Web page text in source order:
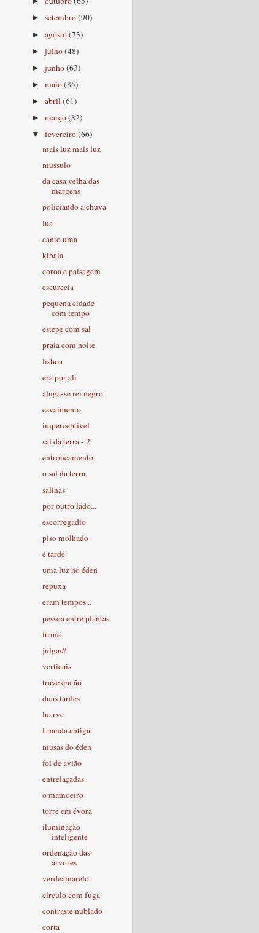
►setembro(90)
►agosto(73)
►julho(48)
►junho(63)
►maio(85)
►abril(61)
►março(82)
▼fevereiro(66)
mais luz mais luz
mussulo
da casa velha das
margens
policiando a chuva
lua
canto uma
kibala
coroa e paisagem
escurecia
pequena cidade
com tempo
estepe com sal
praia com noite
lisboa
era por ali
aluga-se rei negro
esvaimento
imperceptível
sal da terra - 2
entroncamento
o sal da terra
salinas
por outro lado...
escorregadio
piso molhado
é tarde
uma luz no éden
repuxa
eram tempos...
pessoa entre plantas
firme
julgas?
verticais
trave em ão
duas tardes
luarve
Luanda antiga
musas do éden
foi de avião
entrelaçadas
o mamoeiro
torre em évora
iluminação
inteligente
ordenação das
árvores
verdeamarelo
círculo com fuga
contraste nublado
corta